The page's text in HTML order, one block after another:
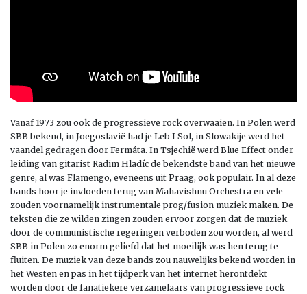
Vanaf 1973 zou ook de progressieve rock overwaaien. In Polen werd
SBB bekend, in Joegoslavië had je Leb I Sol, in Slowakije werd het
vaandel gedragen door Fermáta. In Tsjechië werd Blue Effect onder
leiding van gitarist Radim Hladíc de bekendste band van het nieuwe
genre, al was Flamengo, eveneens uit Praag, ook populair. In al deze
bands hoor je invloeden terug van Mahavishnu Orchestra en vele
zouden voornamelijk instrumentale prog/fusion muziek maken. De
teksten die ze wilden zingen zouden ervoor zorgen dat de muziek
door de communistische regeringen verboden zou worden, al werd
SBB in Polen zo enorm geliefd dat het moeilijk was hen terug te
fluiten. De muziek van deze bands zou nauwelijks bekend worden in
het Westen en pas in het tijdperk van het internet herontdekt
worden door de fanatiekere verzamelaars van progressieve rock